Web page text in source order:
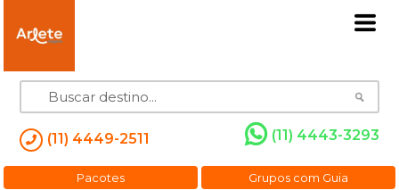
(11) 4449-2511 (11) 4443-3293
Pacotes
Grupos com Guia